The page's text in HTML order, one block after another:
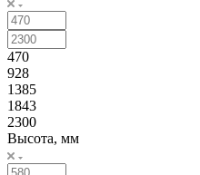
470
928
1385
1843
2300
Высота, мм